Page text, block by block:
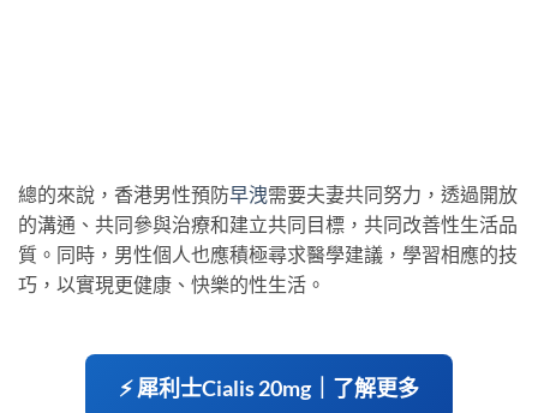
總的來說，香港男性預防早洩需要夫妻共同努力，透過開放
的溝通、共同參與治療和建立共同目標，共同改善性生活品
質。同時，男性個人也應積極尋求醫學建議，學習相應的技
巧，以實現更健康、快樂的性生活。
⚡ 犀利士Cialis 20mg｜了解更多